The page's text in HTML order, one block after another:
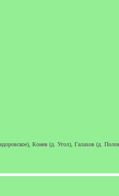
Конев (д. Угол), Галахов (д.